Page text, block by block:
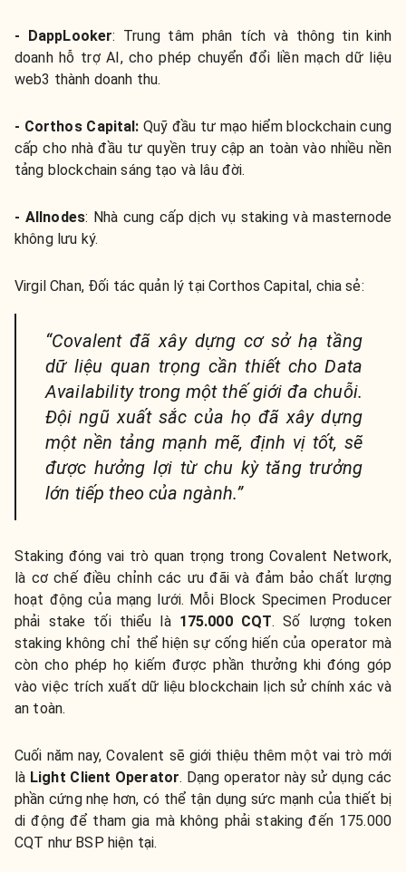
- DappLooker: Trung tâm phân tích và thông tin kinh
doanh hỗ trợ AI, cho phép chuyển đổi liền mạch dữ liệu
web3 thành doanh thu.
- Corthos Capital: Quỹ đầu tư mạo hiểm blockchain cung
cấp cho nhà đầu tư quyền truy cập an toàn vào nhiều nền
tảng blockchain sáng tạo và lâu đời.
- Allnodes: Nhà cung cấp dịch vụ staking và masternode
không lưu ký.
Virgil Chan, Đối tác quản lý tại Corthos Capital, chia sẻ:
“Covalent đã xây dựng cơ sở hạ tầng
dữ liệu quan trọng cần thiết cho Data
Availability trong một thế giới đa chuỗi.
Đội ngũ xuất sắc của họ đã xây dựng
một nền tảng mạnh mẽ, định vị tốt, sẽ
được hưởng lợi từ chu kỳ tăng trưởng
lớn tiếp theo của ngành.”
Staking đóng vai trò quan trọng trong Covalent Network,
là cơ chế điều chỉnh các ưu đãi và đảm bảo chất lượng
hoạt động của mạng lưới. Mỗi Block Specimen Producer
phải stake tối thiểu là 175.000 CQT. Số lượng token
staking không chỉ thể hiện sự cống hiến của operator mà
còn cho phép họ kiếm được phần thưởng khi đóng góp
vào việc trích xuất dữ liệu blockchain lịch sử chính xác và
an toàn.
Cuối năm nay, Covalent sẽ giới thiệu thêm một vai trò mới
là Light Client Operator. Dạng operator này sử dụng các
phần cứng nhẹ hơn, có thể tận dụng sức mạnh của thiết bị
di động để tham gia mà không phải staking đến 175.000
CQT như BSP hiện tại.